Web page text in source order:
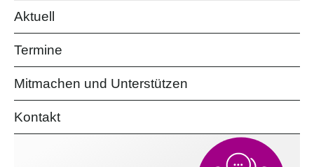
Aktuell
Termine
Mitmachen und Unterstützen
Kontakt